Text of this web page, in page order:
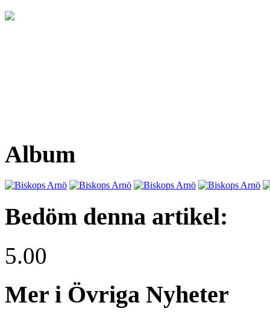
Album
Bedöm denna artikel:
5.00
Mer i Övriga Nyheter